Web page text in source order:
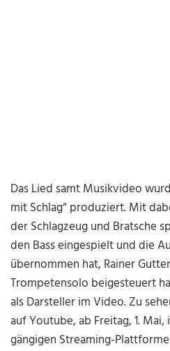
Das Lied samt Musikvideo
mit Schlag“ produziert. Mit
der Schlagzeug und Bratsche
den Bass eingespielt und die
übernommen hat, Rainer
Trompetensolo beigesteuert
als Darsteller im Video. Zu
auf Youtube, ab Freitag, 1.
gängigen Streaming-